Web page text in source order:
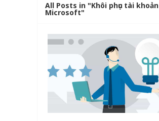
All Posts in "Khôi phục tài khoản
Microsoft"